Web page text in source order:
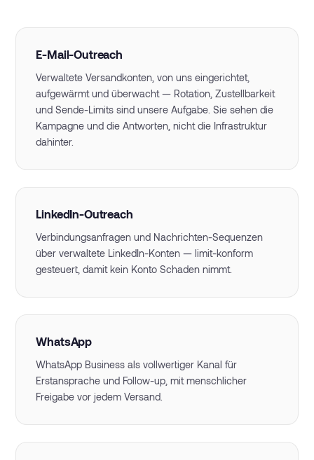
E-Mail-Outreach
Verwaltete Versandkonten, von uns eingerichtet,
aufgewärmt und überwacht — Rotation, Zustellbarkeit
und Sende-Limits sind unsere Aufgabe. Sie sehen die
Kampagne und die Antworten, nicht die Infrastruktur
dahinter.
LinkedIn-Outreach
Verbindungsanfragen und Nachrichten-Sequenzen
über verwaltete LinkedIn-Konten — limit-konform
gesteuert, damit kein Konto Schaden nimmt.
WhatsApp
WhatsApp Business als vollwertiger Kanal für
Erstansprache und Follow-up, mit menschlicher
Freigabe vor jedem Versand.